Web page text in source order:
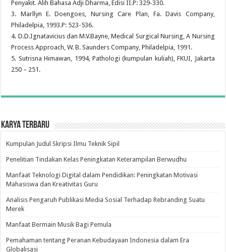
Penyakit. Alih Bahasa Adji Dharma, Edisi II.P: 329-330.
3. Marllyn E. Doengoes, Nursing Care Plan, Fa. Davis Company,
Philadelpia, 1993.P: 523-536.
4. D.D.Ignatavicius dan M.V.Bayne, Medical Surgical Nursing, A Nursing
Process Approach, W. B. Saunders Company, Philadelpia, 1991.
5. Sutrisna Himawan, 1994, Pathologi (kumpulan kuliah), FKUI, Jakarta
250 – 251.
Karya Terbaru
Kumpulan Judul Skripsi Ilmu Teknik Sipil
Penelitian Tindakan Kelas Peningkatan Keterampilan Berwudhu
Manfaat Teknologi Digital dalam Pendidikan: Peningkatan Motivasi
Mahasiswa dan Kreativitas Guru
Analisis Pengaruh Publikasi Media Sosial Terhadap Rebranding Suatu
Merek
Manfaat Bermain Musik Bagi Pemula
Pemahaman tentang Peranan Kebudayaan Indonesia dalam Era
Globalisasi